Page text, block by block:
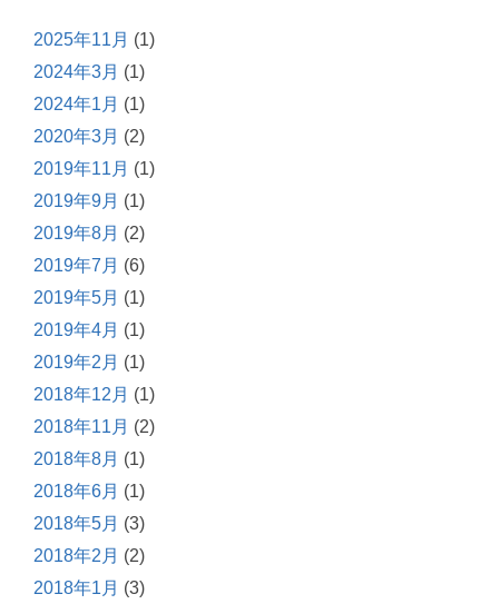
2025年11月 (1)
2024年3月 (1)
2024年1月 (1)
2020年3月 (2)
2019年11月 (1)
2019年9月 (1)
2019年8月 (2)
2019年7月 (6)
2019年5月 (1)
2019年4月 (1)
2019年2月 (1)
2018年12月 (1)
2018年11月 (2)
2018年8月 (1)
2018年6月 (1)
2018年5月 (3)
2018年2月 (2)
2018年1月 (3)